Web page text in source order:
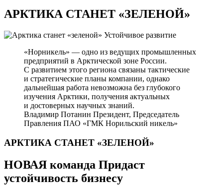
АРКТИКА СТАНЕТ «ЗЕЛЕНОЙ»
Устойчивое развитие
«Норникель» — одно из ведущих промышленных
предприятий в Арктической зоне России.
С развитием этого региона связаны тактические
и стратегические планы компании, однако
дальнейшая работа невозможна без глубокого
изучения Арктики, получения актуальных
и достоверных научных знаний.
Владимир Потанин Президент, Председатель
Правления ПАО «ГМК Норильский никель»
АРКТИКА СТАНЕТ «ЗЕЛЕНОЙ»
НОВАЯ команда Придаст
устойчивость бизнесу